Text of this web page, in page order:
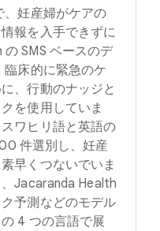
、妊産婦がケアの
報を入手できずに
SMS ベースのデ
臨床的に緊急のケ
、行動のナッジと
を使用していま
ワヒリ語と英語の
件選別し、妊産
早くつないでいま
Jacaranda Health
予測などのモデル
4 つの言語で展